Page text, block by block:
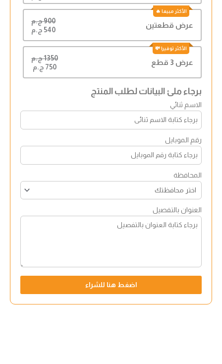
عرض قطعتين
900 ج.م
540 ج.م
عرض 3 قطع
1350 ج.م
750 ج.م
برجاء ملئ البيانات لطلب المنتج
الاسم ثنائي
رقم الموبايل
المحافظة
العنوان بالتفصيل
اضغط هنا للشراء